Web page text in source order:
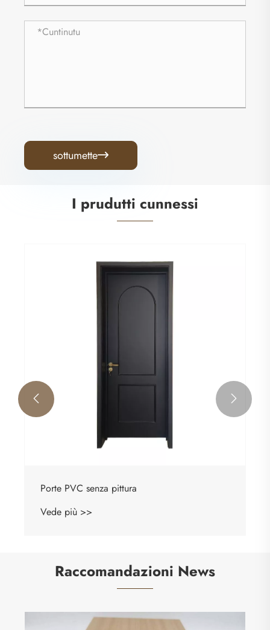
sottumette
I prudutti cunnessi
Porte PVC senza pittura
Vede più >>
 
Raccomandazioni News